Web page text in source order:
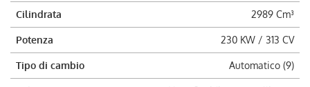
Cilindrata 2989 Cm³
Potenza 230 KW / 313 CV
Tipo di cambio Automatico (9)